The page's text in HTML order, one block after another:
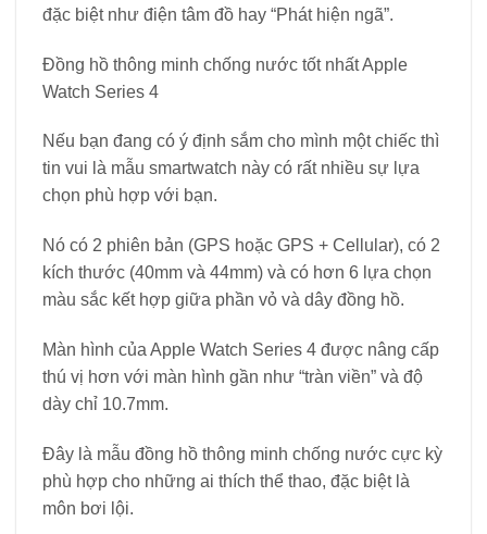
đặc biệt như điện tâm đồ hay “Phát hiện ngã”.
Đồng hồ thông minh chống nước tốt nhất Apple
Watch Series 4
Nếu bạn đang có ý định sắm cho mình một chiếc thì
tin vui là mẫu smartwatch này có rất nhiều sự lựa
chọn phù hợp với bạn.
Nó có 2 phiên bản (GPS hoặc GPS + Cellular), có 2
kích thước (40mm và 44mm) và có hơn 6 lựa chọn
màu sắc kết hợp giữa phần vỏ và dây đồng hồ.
Màn hình của Apple Watch Series 4 được nâng cấp
thú vị hơn với màn hình gần như “tràn viền” và độ
dày chỉ 10.7mm.
Đây là mẫu đồng hồ thông minh chống nước cực kỳ
phù hợp cho những ai thích thể thao, đặc biệt là
môn bơi lội.